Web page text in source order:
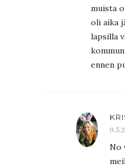
muista
oli aika
lapsilla
ennen
No